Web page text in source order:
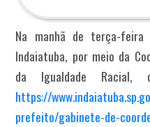
Na manhã de terça-
Indaiatuba, por meio da
da Igualdade Racial,
https://
prefeito/gabinete-de-